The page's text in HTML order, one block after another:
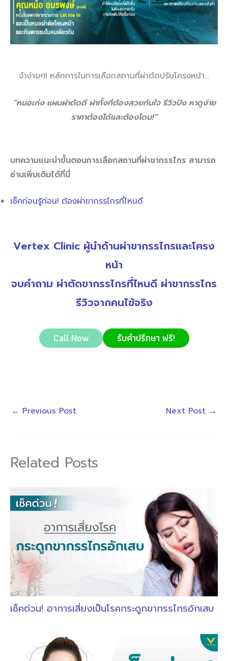
จำง่ายๆ! หลักการในการเลือกสถานที่ผ่าตัดปรับโครงหน้า…
“หมอเก่ง แผนผ่าตัดดี ผ่าทั้งทีต้องสวยทันใจ รีวิวปัง หาดูง่าย
ราคาต้องได้และต้องโดน!”
บทความแนะนำขั้นตอนการเลือกสถานที่ผ่าขากรรไกร สามารถ
อ่านเพิ่มเติมได้ที่นี่
เช็คก่อนรู้ก่อน! ต้องผ่าขากรรไกรที่ไหนดี
Vertex Clinic ผู้นำด้านผ่าขากรรไกรและโครง
หน้า
จบคำถาม ผ่าตัดขากรรไกรที่ไหนดี ผ่าขากรรไกร
รีวิวจากคนไข้จริง
Call Now รับคำปรึกษา ฟรี!
← Previous Post Next Post →
Related Posts
เช็คด่วน! อาการเสี่ยงเป็นโรคกระดูกขากรรไกรอักเสบ